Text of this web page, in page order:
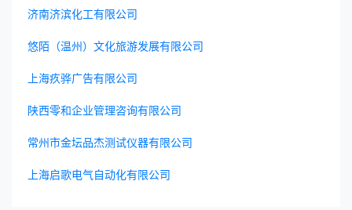
济南济滨化工有限公司
悠陌（温州）文化旅游发展有限公司
上海疚骅广告有限公司
陕西零和企业管理咨询有限公司
常州市金坛品杰测试仪器有限公司
上海启歌电气自动化有限公司